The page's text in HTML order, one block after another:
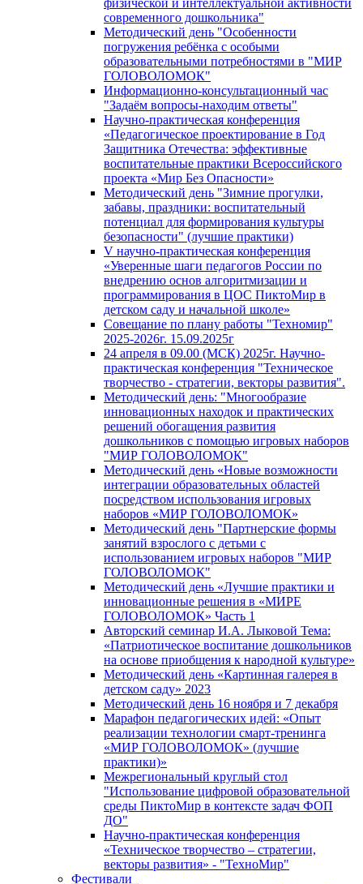
физической и интеллектуальной активности
современного дошкольника"
Методический день "Особенности
погружения ребёнка с особыми
образовательными потребностями в "МИР
ГОЛОВОЛОМОК"
Информационно-консультационный час
"Задаём вопросы-находим ответы"
Научно-практическая конференция
«Педагогическое проектирование в Год
Защитника Отечества: эффективные
воспитательные практики Всероссийского
проекта «Мир Без Опасности»
Методический день "Зимние прогулки,
забавы, праздники: воспитательный
потенциал для формирования культуры
безопасности" (лучшие практики)
V научно-практическая конференция
«Уверенные шаги педагогов России по
внедрению основ алгоритмизации и
программирования в ЦОС ПиктоМир в
детском саду и начальной школе»
Совещание по плану работы "Техномир"
2025-2026г. 15.09.2025г
24 апреля в 09.00 (МСК) 2025г. Научно-
практическая конференция "Техническое
творчество - стратегии, векторы развития".
Методический день: "Многообразие
инновационных находок и практических
решений обогащения развития
дошкольников с помощью игровых наборов
"МИР ГОЛОВОЛОМОК"
Методический день «Новые возможности
интеграции образовательных областей
посредством использования игровых
наборов «МИР ГОЛОВОЛОМОК»
Методический день "Партнерские формы
занятий взрослого с детьми с
использованием игровых наборов "МИР
ГОЛОВОЛОМОК"
Методический день «Лучшие практики и
инновационные решения в «МИРЕ
ГОЛОВОЛОМОК» Часть 1
Авторский семинар И.А. Лыковой Тема:
«Патриотическое воспитание дошкольников
на основе приобщения к народной культуре»
Методический день «Картинная галерея в
детском саду» 2023
Методический день 16 ноября и 7 декабря
Марафон педагогических идей: «Опыт
реализации технологии смарт-тренинга
«МИР ГОЛОВОЛОМОК» (лучшие
практики)»
Межрегиональный круглый стол
"Использование цифровой образовательной
среды ПиктоМир в контексте задач ФОП
ДО"
Научно-практическая конференция
«Техническое творчество – стратегии,
векторы развития» - "ТехноМир"
Фестивали